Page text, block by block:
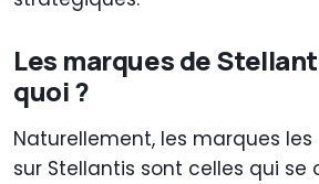
Les marques de
quoi ?
Naturellement, les marques
sur Stellantis sont celles qui